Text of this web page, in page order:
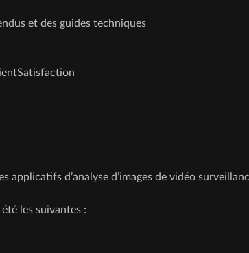
et des guides techniques
d’analyse d’images de vidéo
les suivantes :